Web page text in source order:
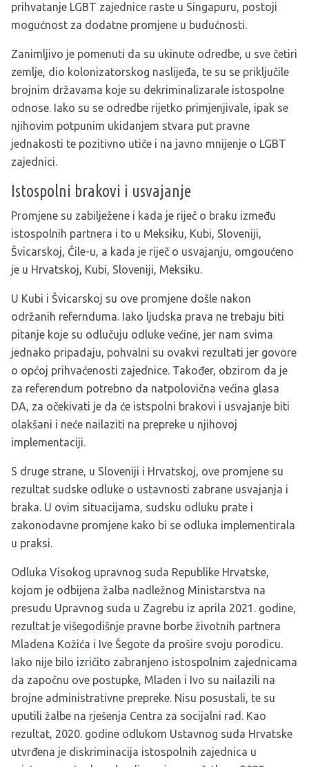
prihvatanje LGBT zajednice raste u Singapuru, postoji
mogućnost za dodatne promjene u budućnosti.
Zanimljivo je pomenuti da su ukinute odredbe, u sve četiri
zemlje, dio kolonizatorskog naslijeđa, te su se priključile
brojnim državama koje su dekriminalizarale istospolne
odnose. Iako su se odredbe rijetko primjenjivale, ipak se
njihovim potpunim ukidanjem stvara put pravne
jednakosti te pozitivno utiče i na javno mnijenje o LGBT
zajednici.
Istospolni brakovi i usvajanje
Promjene su zabilježene i kada je riječ o braku između
istospolnih partnera i to u Meksiku, Kubi, Sloveniji,
Švicarskoj, Čile-u, a kada je riječ o usvajanju, omgoućeno
je u Hrvatskoj, Kubi, Sloveniji, Meksiku.
U Kubi i Švicarskoj su ove promjene došle nakon
održanih refernduma. Iako ljudska prava ne trebaju biti
pitanje koje su odlučuju odluke većine, jer nam svima
jednako pripadaju, pohvalni su ovakvi rezultati jer govore
o općoj prihvaćenosti zajednice. Također, obzirom da je
za referendum potrebno da natpolovična većina glasa
DA, za očekivati je da će istspolni brakovi i usvajanje biti
olakšani i neće nailaziti na prepreke u njihovoj
implementaciji.
S druge strane, u Sloveniji i Hrvatskoj, ove promjene su
rezultat sudske odluke o ustavnosti zabrane usvajanja i
braka. U ovim situacijama, sudsku odluku prate i
zakonodavne promjene kako bi se odluka implementirala
u praksi.
Odluka Visokog upravnog suda Republike Hrvatske,
kojom je odbijena žalba nadležnog Ministarstva na
presudu Upravnog suda u Zagrebu iz aprila 2021. godine,
rezultat je višegodišnje pravne borbe životnih partnera
Mladena Kožića i Ive Šegote da prošire svoju porodicu.
Iako nije bilo izričito zabranjeno istospolnim zajednicama
da započnu ove postupke, Mladen i Ivo su nailazili na
brojne administrativne prepreke. Nisu posustali, te su
uputili žalbe na rješenja Centra za socijalni rad. Kao
rezultat, 2020. godine odlukom Ustavnog suda Hrvatske
utvrđena je diskriminacija istospolnih zajednica u